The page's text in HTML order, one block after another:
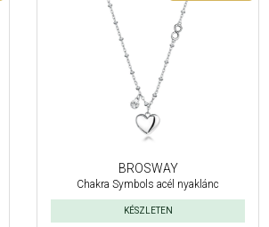
BROSWAY
Chakra Symbols acél nyaklánc
KÉSZLETEN